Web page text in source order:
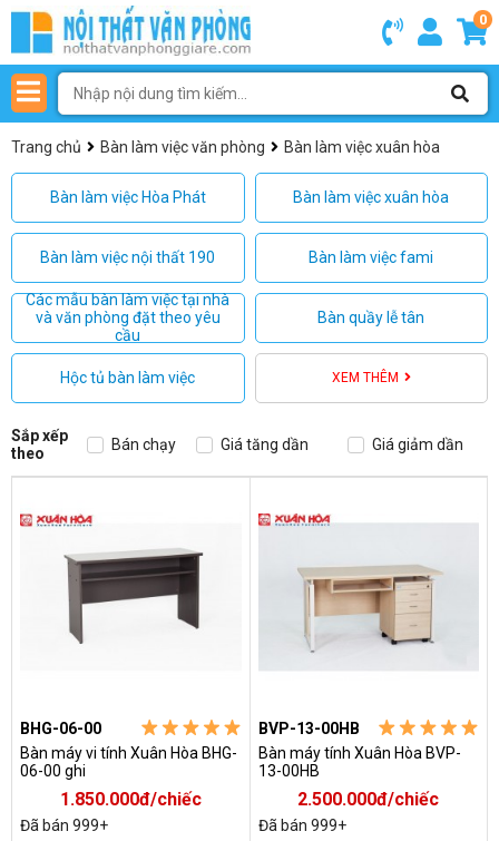
0
Trang chủ Bàn làm việc văn phòng Bàn làm việc xuân hòa
Bàn làm việc Hòa Phát Bàn làm việc xuân hòa
Bàn làm việc nội thất 190 Bàn làm việc fami
Các mẫu bàn làm việc tại nhà
và văn phòng đặt theo yêu
cầu
Bàn quầy lễ tân
Hộc tủ bàn làm việc XEM THÊM
Sắp xếp
theo
Bán chạy Giá tăng dần Giá giảm dần
BHG-06-00
Bàn máy vi tính Xuân Hòa BHG-
06-00 ghi
1.850.000đ/chiếc
Đã bán 999+
BVP-13-00HB
Bàn máy tính Xuân Hòa BVP-
13-00HB
2.500.000đ/chiếc
Đã bán 999+